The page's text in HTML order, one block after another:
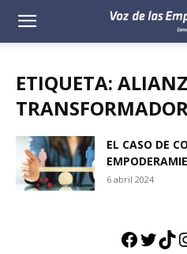
Voz
Empresas
ETIQUETA:
EL CASO DE
6 abril 2024